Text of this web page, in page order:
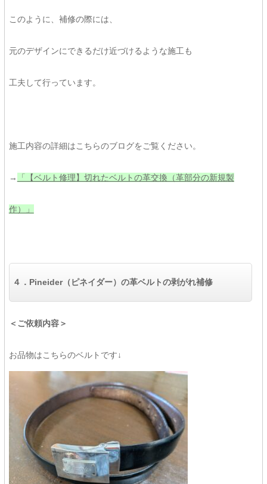
このように、補修の際には、
元のデザインにできるだけ近づけるような施工も
工夫して行っています。
施工内容の詳細はこちらのブログをご覧ください。
→ 「【ベルト修理】切れたベルトの革交換（革部分の新規製
作）」
４． Pineider（ピネイダー）の革ベルトの剥がれ補修
＜ご依頼内容＞
お品物はこちらのベルトです↓